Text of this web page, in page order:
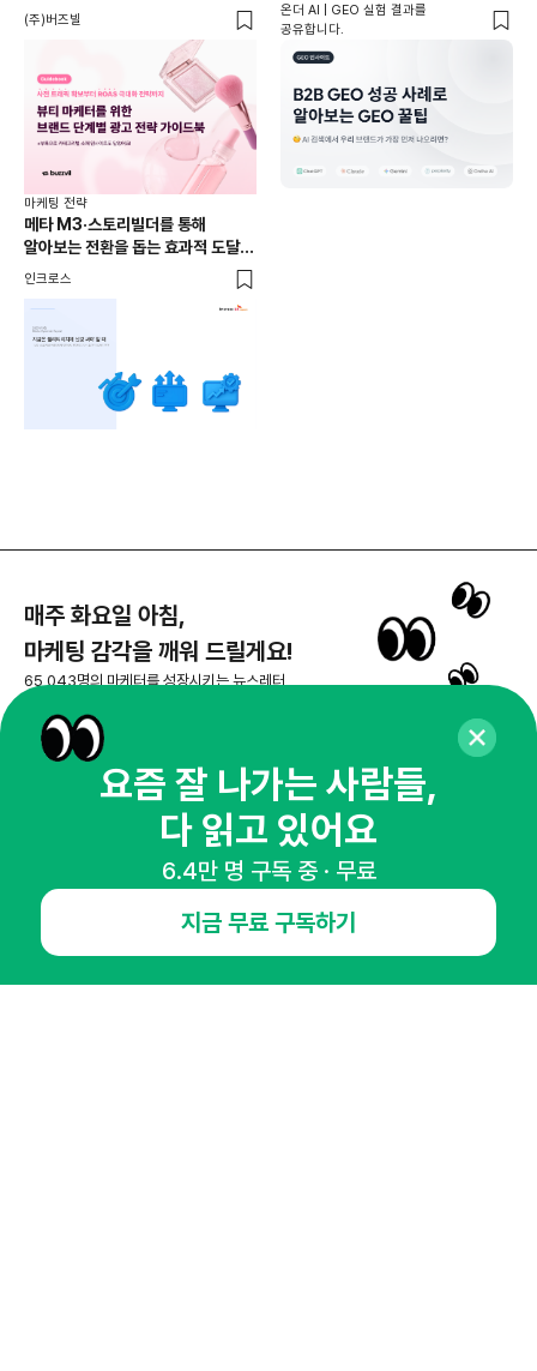
(주)버즈빌
온더 AI | GEO 실험 결과를
공유합니다.
마케팅 전략
메타 M3·스토리빌더를 통해
알아보는 전환을 돕는 효과적 도달
전략 : 2025년 9월 미디어
인크로스
매주 화요일 아침,
마케팅 감각을 깨워 드릴게요!
65,043명의 마케터를 성장시키는 뉴스레터
뉴스레터 구독하기
공지사항 제휴문의
인사이터 신청
뉴스레터
요즘 잘 나가는 사람들,
다 읽고 있어요
6.4만 명 구독 중 · 무료
지금 무료 구독하기